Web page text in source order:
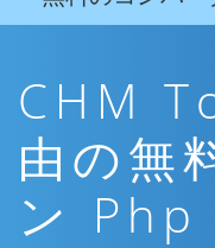
CHM
由の無
ン Php